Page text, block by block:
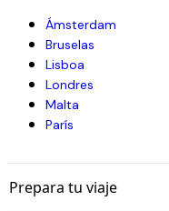
Ámsterdam
Bruselas
Lisboa
Londres
Malta
París
Prepara tu viaje